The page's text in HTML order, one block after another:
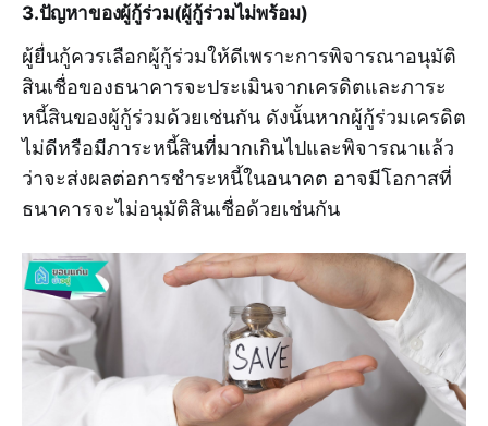
3.ปัญหาของผู้กู้ร่วม(ผู้กู้ร่วมไม่พร้อม)
ผู้ยื่นกู้ควรเลือกผู้กู้ร่วมให้ดีเพราะการพิจารณาอนุมัติ
สินเชื่อของธนาคารจะประเมินจากเครดิตและภาระ
หนี้สินของผู้กู้ร่วมด้วยเช่นกัน ดังนั้นหากผู้กู้ร่วมเครดิต
ไม่ดีหรือมีภาระหนี้สินที่มากเกินไปและพิจารณาแล้ว
ว่าจะส่งผลต่อการชำระหนี้ในอนาคต อาจมีโอกาสที่
ธนาคารจะไม่อนุมัติสินเชื่อด้วยเช่นกัน